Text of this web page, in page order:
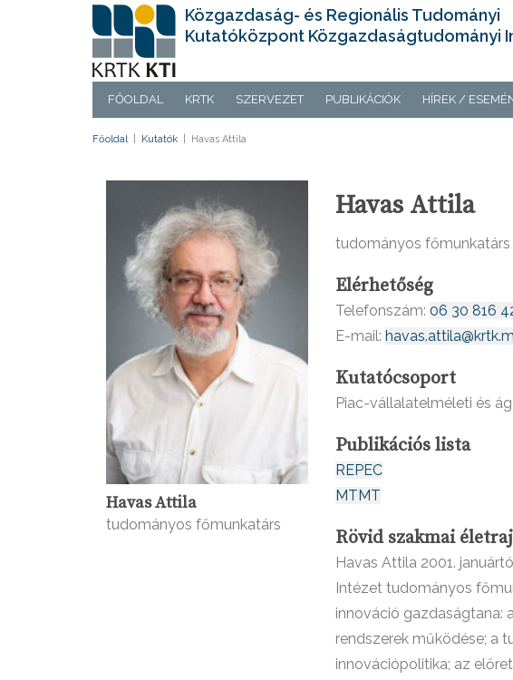
Közgazdaság- és Regionális Tudományi
Kutatóközpont Közgazdaságtudományi
FŐOLDAL KRTK SZERVEZET PUBLIKÁCIÓK HÍREK /
Főoldal Kutatók Havas Attila
Havas Attila
tudományos főmunkatárs
Havas Attila
tudományos főmunkatárs
Elérhetőség
Telefonszám: 06 30 816
E-mail:
Kutatócsoport
Piac-vállalatelméleti és
Publikációs lista
REPEC
MTMT
Rövid szakmai
Havas Attila 2001.
Intézet tudományos
innováció gazdaságtana:
rendszerek működése; a
innovációpolitika; az